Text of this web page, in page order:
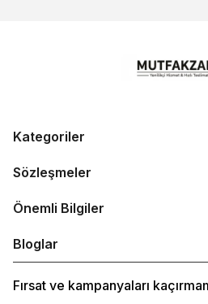
Kategoriler
Sözleşmeler
Önemli Bilgiler
Bloglar
Fırsat ve kampanyaları